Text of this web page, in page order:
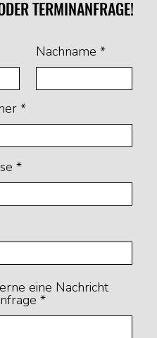
TERMINANFRAGE!
Nachname
eine Nachricht